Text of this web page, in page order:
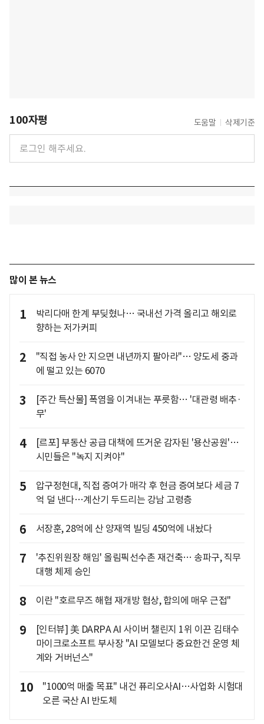
100자평 도움말 삭제기준
많이 본 뉴스
1
박리다매 한계 부딪혔나… 국내선 가격 올리고 해외로
향하는 저가커피
2
"직접 농사 안 지으면 내년까지 팔아라"… 양도세 중과
에 떨고 있는 6070
3
[주간 특산물] 폭염을 이겨내는 푸릇함… '대관령 배추·
무'
4
[르포] 부동산 공급 대책에 뜨거운 감자된 '용산공원'…
시민들은 "녹지 지켜야"
5
압구정현대, 직접 증여가 매각 후 현금 증여보다 세금 7
억 덜 낸다…계산기 두드리는 강남 고령층
6 서장훈, 28억에 산 양재역 빌딩 450억에 내놨다
7
'추진위원장 해임' 올림픽선수촌 재건축… 송파구, 직무
대행 체제 승인
8 이란 "호르무즈 해협 재개방 협상, 합의에 매우 근접"
9
[인터뷰] 美 DARPA AI 사이버 챌린지 1위 이끈 김태수
마이크로소프트 부사장 "AI 모델보다 중요한건 운영 체
계와 거버넌스"
10
"1000억 매출 목표" 내건 퓨리오사AI…사업화 시험대
오른 국산 AI 반도체